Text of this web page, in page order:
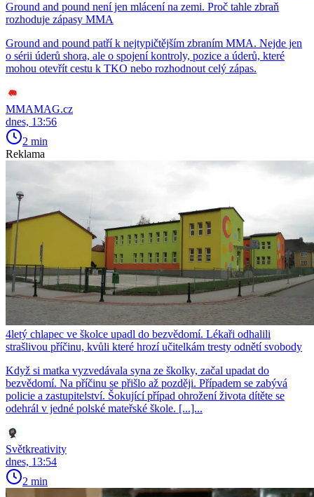
Ground and pound není jen mlácení na zemi. Proč tahle zbraň
rozhoduje zápasy MMA
Ground and pound patří k nejtypičtějším zbraním MMA. Nejde jen
o sérii úderů shora, ale o spojení kontroly, pozice a úderů, které
mohou otevřít cestu k TKO nebo rozhodnout celý zápas.
MMAMAG.cz
dnes, 13:56
2 min
Reklama
4letý chlapec ve školce upadl do bezvědomí. Lékaři odhalili
strašlivou příčinu, kvůli které hrozí učitelkám tresty odnětí svobody
Když si matka vyzvedávala syna ze školky, začal upadat do
bezvědomí. Na příčinu se přišlo až později. Případem se zabývá
policie a zastupitelství. Šokující případ ohrožení života dítěte se
odehrál v jedné polské mateřské škole. [...]...
Světkreativity
dnes, 13:54
2 min